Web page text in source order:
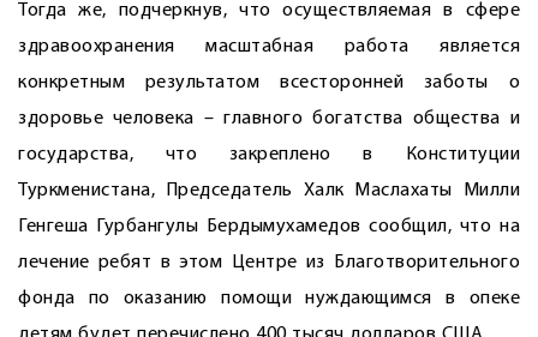
Тогда же, подчеркнув, что осуществляемая в сфере
здравоохранения масштабная работа является
конкретным результатом всесторонней заботы о
здоровье человека – главного богатства общества и
государства, что закреплено в Конституции
Туркменистана, Председатель Халк Маслахаты Милли
Генгеша Гурбангулы Бердымухамедов сообщил, что на
лечение ребят в этом Центре из Благотворительного
фонда по оказанию помощи нуждающимся в опеке